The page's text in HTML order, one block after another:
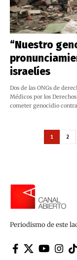
“Nuestro
israelíes
Dos de las ONGs de
Médicos por los
cometer genocidio
1 2
Periodismo de este